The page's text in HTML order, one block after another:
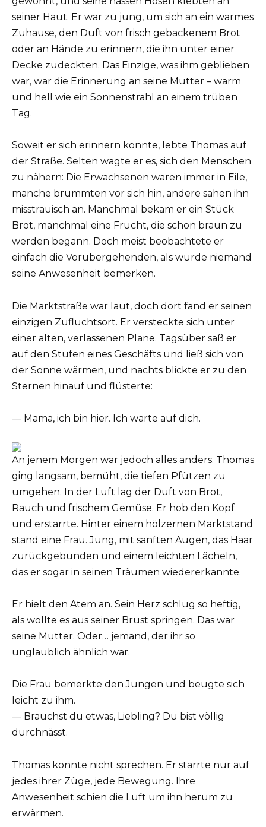
seiner Haut. Er war zu jung, um sich an ein warmes
Zuhause, den Duft von frisch gebackenem Brot
oder an Hände zu erinnern, die ihn unter einer
Decke zudeckten. Das Einzige, was ihm geblieben
war, war die Erinnerung an seine Mutter – warm
und hell wie ein Sonnenstrahl an einem trüben
Tag.
Soweit er sich erinnern konnte, lebte Thomas auf
der Straße. Selten wagte er es, sich den Menschen
zu nähern: Die Erwachsenen waren immer in Eile,
manche brummten vor sich hin, andere sahen ihn
misstrauisch an. Manchmal bekam er ein Stück
Brot, manchmal eine Frucht, die schon braun zu
werden begann. Doch meist beobachtete er
einfach die Vorübergehenden, als würde niemand
seine Anwesenheit bemerken.
Die Marktstraße war laut, doch dort fand er seinen
einzigen Zufluchtsort. Er versteckte sich unter
einer alten, verlassenen Plane. Tagsüber saß er
auf den Stufen eines Geschäfts und ließ sich von
der Sonne wärmen, und nachts blickte er zu den
Sternen hinauf und flüsterte:
— Mama, ich bin hier. Ich warte auf dich.
An jenem Morgen war jedoch alles anders. Thomas
ging langsam, bemüht, die tiefen Pfützen zu
umgehen. In der Luft lag der Duft von Brot,
Rauch und frischem Gemüse. Er hob den Kopf
und erstarrte. Hinter einem hölzernen Marktstand
stand eine Frau. Jung, mit sanften Augen, das Haar
zurückgebunden und einem leichten Lächeln,
das er sogar in seinen Träumen wiedererkannte.
Er hielt den Atem an. Sein Herz schlug so heftig,
als wollte es aus seiner Brust springen. Das war
seine Mutter. Oder… jemand, der ihr so
unglaublich ähnlich war.
Die Frau bemerkte den Jungen und beugte sich
leicht zu ihm.
— Brauchst du etwas, Liebling? Du bist völlig
durchnässt.
Thomas konnte nicht sprechen. Er starrte nur auf
jedes ihrer Züge, jede Bewegung. Ihre
Anwesenheit schien die Luft um ihn herum zu
erwärmen.